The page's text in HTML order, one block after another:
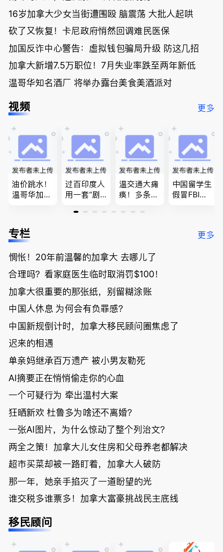
16岁加拿大少女当街遭围殴 脑震荡 大批人起哄
砍了又恢复！卡尼政府悄然回调难民医保
加国反诈中心警告：虚拟钱包骗局升级 防这几招
加拿大新增7.5万职位！7月失业率跌至两年新低
温哥华知名酒厂 将举办露台美食美酒派对
视频 更多
油价跳水！
温哥华加油
低；免费狂
送50万磅蔬
温“丑陋土
豆日”冲击
吉尼斯纪
录；惨！留
骗光2万美
元，还被卷
入跨国刑案
账户遭封！
过百印度人
用一套“剧
官：太假
欠款多出$1
9万；突
发！无辜男
孩温哥华市
中心被刺身
亡；
温交通大瘫
痪！多条主
底；做顿饭
单；房市崩
盘前兆？加
国租赁市场
恐迎暴跌危
中国留学生
假冒FBI上
夫妻住进殡
专栏 更多
惆怅！20年前温馨的加拿大 去哪儿了
合理吗？看家庭医生临时取消罚$100！
加拿大很重要的那张纸，别留糊涂账
中国人休息 为何会有负罪感？
中国新规倒计时，加拿大移民顾问圈焦虑了
迟来的相遇
单亲妈继承百万遗产 被小男友勒死
AI摘要正在悄悄偷走你的心血
一个可疑行为 牵出温村大案
狂晒新欢 杜鲁多为啥还不离婚？
一张AI图片，为什么惊动了整个列治文？
两全之策！加拿大儿女住房和父母养老都解决
超市买菜却被一路盯着，加拿大人破防
那一年，她亲手掐灭了一道盼望的光
谁交税多谁票多！加拿大富豪挑战民主底线
移民顾问